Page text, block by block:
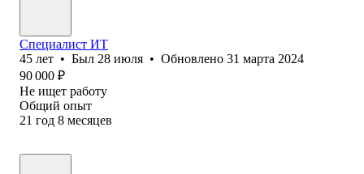
Специалист ИТ
45 лет • Был 28 июля • Обновлено 31 марта 2024
90 000 ₽
Не ищет работу
Общий опыт
21 год 8 месяцев